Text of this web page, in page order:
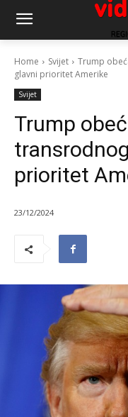
Home Svijet
Trump
glavni prioritet Amerike
Svijet
Trump
prioritet
23/12/2024